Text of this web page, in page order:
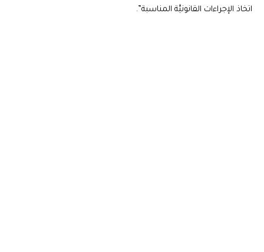
اتخاذ الإجراءات القانونيَّة المناسبة”.